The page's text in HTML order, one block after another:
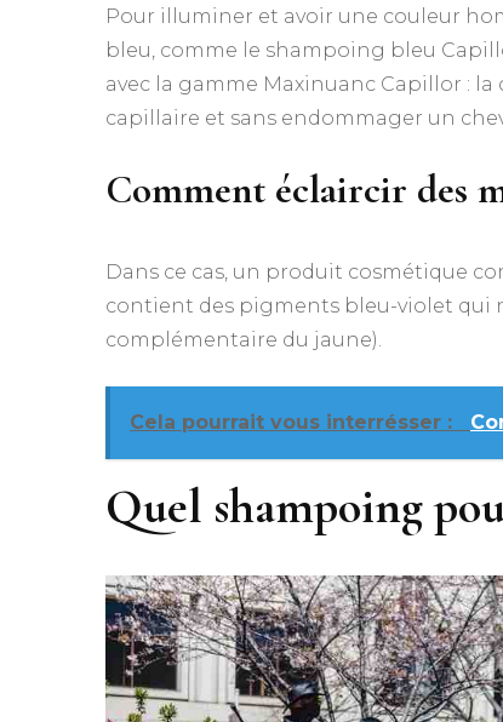
Pour illuminer et avoir une couleur
bleu, comme le shampoing bleu
avec la gamme Maxinuanc Capillor :
capillaire et sans endommager un
Comment éclaircir des
Dans ce cas, un produit cosmétique
contient des pigments bleu-violet qui
complémentaire du jaune).
Cela pourrait vous interrésser :
Quel shampoing